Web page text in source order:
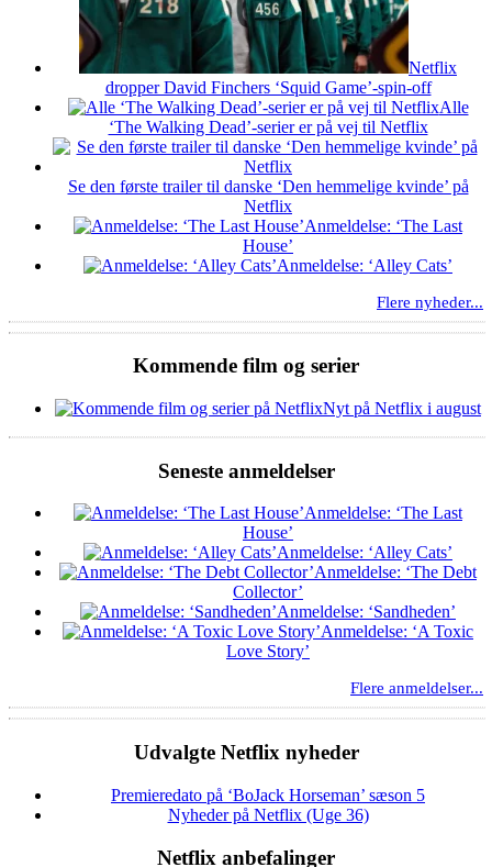
Netflix
dropper David Finchers ‘Squid Game’-spin-off
Alle
‘The Walking Dead’-serier er på vej til Netflix
Se den første trailer til danske ‘Den hemmelige kvinde’ på
Netflix
Anmeldelse: ‘The Last
House’
Anmeldelse: ‘Alley Cats’
Flere nyheder...
Kommende film og serier
Nyt på Netflix i august
Seneste anmeldelser
Anmeldelse: ‘The Last
House’
Anmeldelse: ‘Alley Cats’
Anmeldelse: ‘The Debt
Collector’
Anmeldelse: ‘Sandheden’
Anmeldelse: ‘A Toxic
Love Story’
Flere anmeldelser...
Udvalgte Netflix nyheder
Premieredato på ‘BoJack Horseman’ sæson 5
Nyheder på Netflix (Uge 36)
Netflix anbefalinger